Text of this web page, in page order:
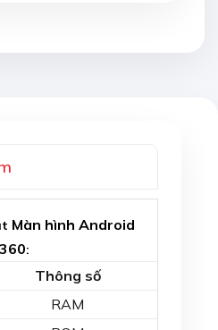
Màn hình Android
:
Thông số
RAM